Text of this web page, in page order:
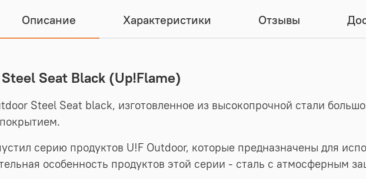
Описание Характеристики Отзывы
Seat Black (Up!Flame)
Steel Seat black, изготовленное из высокопрочной стали
серию продуктов U!F Outdoor, которые предназначены для
особенность продуктов этой серии - сталь с атмосферным